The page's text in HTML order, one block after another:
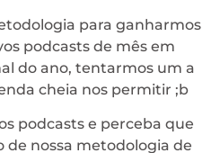
para ganharmos
podcasts de mês em
do ano, tentarmos um a
cheia nos permitir ;b
podcasts e perceba que
nossa metodologia de